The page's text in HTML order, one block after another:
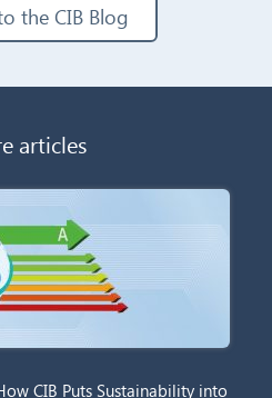
the CIB Blog
articles
CIB Puts Sustainability into